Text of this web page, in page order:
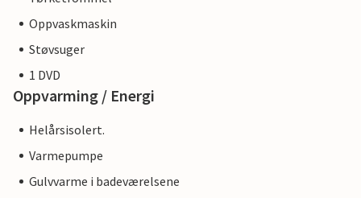
Oppvaskmaskin
Støvsuger
1 DVD
Oppvarming / Energi
Helårsisolert.
Varmepumpe
Gulvvarme i badeværelsene